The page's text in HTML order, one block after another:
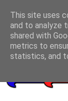
This site uses
and to analyze
shared with
metrics to
statistics, and